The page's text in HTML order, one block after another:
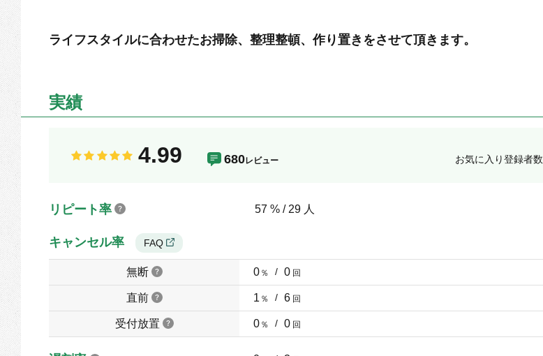
ライフスタイルに合わせたお掃除、整理整頓、作り置きをさせて頂きます。
実績
4.99 680レビュー お気に入り登録者数
リピート率 57 % / 29 人
キャンセル率 FAQ
無断 0％ / 0 回
直前 1％ / 6 回
受付放置 0％ / 0 回